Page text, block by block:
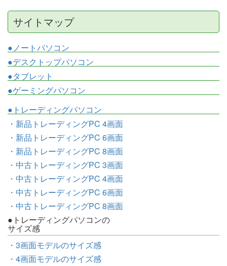
サイトマップ
●ノートパソコン
●デスクトップパソコン
●タブレット
●ゲーミングパソコン
●トレーディングパソコン
・新品トレーディングPC 4画面
・新品トレーディングPC 6画面
・新品トレーディングPC 8画面
・中古トレーディングPC 3画面
・中古トレーディングPC 4画面
・中古トレーディングPC 6画面
・中古トレーディングPC 8画面
●トレーディングパソコンの
サイズ感
・3画面モデルのサイズ感
・4画面モデルのサイズ感